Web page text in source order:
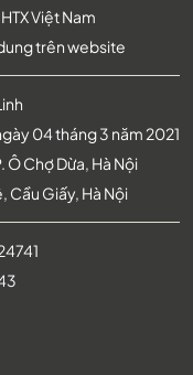
04 tháng 3 năm 2021
Ô Chợ Dừa, Hà Nội
Cầu Giấy, Hà Nội
Việt Nam
trên website